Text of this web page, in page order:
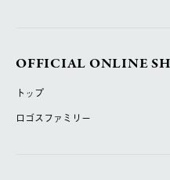
OFFICIAL ONLINE
トップ
ロゴスファミリー